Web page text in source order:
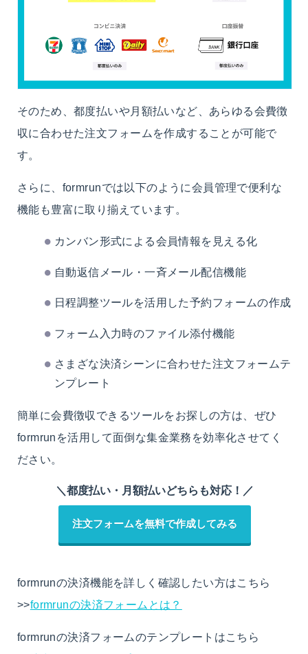
そのため、都度払いや月額払いなど、あらゆる会費徴
収に合わせた注文フォームを作成することが可能で
す。
さらに、formrunでは以下のように会員管理で便利な
機能も豊富に取り揃えています。
カンバン形式による会員情報を見える化
自動返信メール・一斉メール配信機能
日程調整ツールを活用した予約フォームの作成
フォーム入力時のファイル添付機能
さまざな決済シーンに合わせた注文フォームテ
ンプレート
簡単に会費徴収できるツールをお探しの方は、ぜひ
formrunを活用して面倒な集金業務を効率化させてく
ださい。
＼都度払い・月額払いどちらも対応！／
注文フォームを無料で作成してみる
formrunの決済機能を詳しく確認したい方はこちら
>>formrunの決済フォームとは？
formrunの決済フォームのテンプレートはこちら